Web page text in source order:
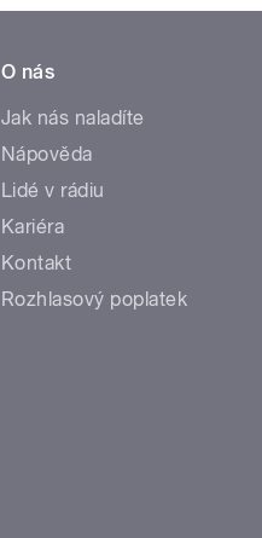
O nás
Jak nás naladíte
Nápověda
Lidé v rádiu
Kariéra
Kontakt
Rozhlasový poplatek